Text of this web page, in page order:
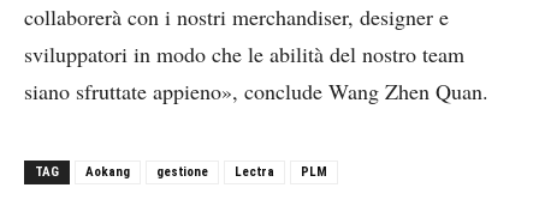
collaborerà con i nostri merchandiser, designer e
sviluppatori in modo che le abilità del nostro team
siano sfruttate appieno», conclude Wang Zhen Quan.
TAG Aokang gestione Lectra PLM